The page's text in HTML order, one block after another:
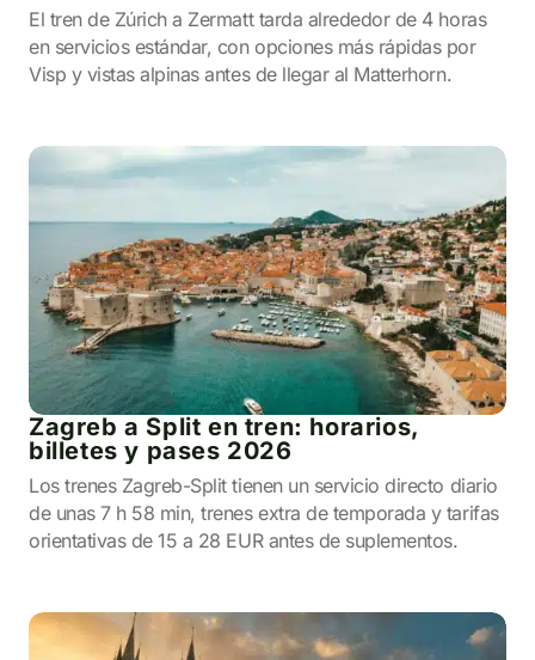
El tren de Zúrich a Zermatt tarda alrededor de 4 horas
en servicios estándar, con opciones más rápidas por
Visp y vistas alpinas antes de llegar al Matterhorn.
Zagreb a Split en tren: horarios,
billetes y pases 2026
Los trenes Zagreb-Split tienen un servicio directo diario
de unas 7 h 58 min, trenes extra de temporada y tarifas
orientativas de 15 a 28 EUR antes de suplementos.